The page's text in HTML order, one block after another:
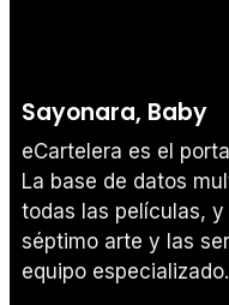
Sayonara, Baby
eCartelera es el
La base de datos
todas las películas,
séptimo arte y las
equipo especializado.